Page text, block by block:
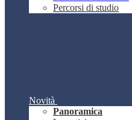
Percorsi di studio
Novità
Panoramica